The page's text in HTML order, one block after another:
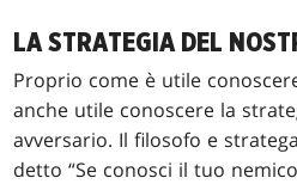
LA STRATEGIA DEL
Proprio come è utile
anche utile conoscere la
avversario. Il filosofo e
detto “Se conosci il tuo